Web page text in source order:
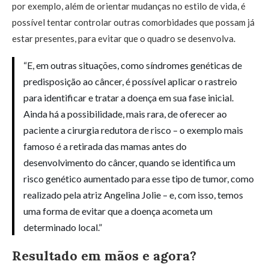
por exemplo, além de orientar mudanças no estilo de vida, é
possível tentar controlar outras comorbidades que possam já
estar presentes, para evitar que o quadro se desenvolva.
“E, em outras situações, como síndromes genéticas de
predisposição ao câncer, é possível aplicar o rastreio
para identificar e tratar a doença em sua fase inicial.
Ainda há a possibilidade, mais rara, de oferecer ao
paciente a cirurgia redutora de risco – o exemplo mais
famoso é a retirada das mamas antes do
desenvolvimento do câncer, quando se identifica um
risco genético aumentado para esse tipo de tumor, como
realizado pela atriz Angelina Jolie – e, com isso, temos
uma forma de evitar que a doença acometa um
determinado local.”
Resultado em mãos e agora?